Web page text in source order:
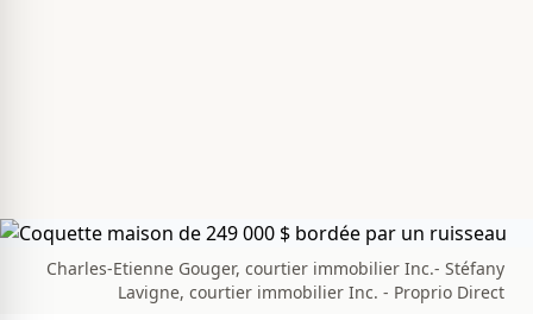
Charles-Etienne Gouger, courtier immobilier Inc.- Stéfany
Lavigne, courtier immobilier Inc. - Proprio Direct